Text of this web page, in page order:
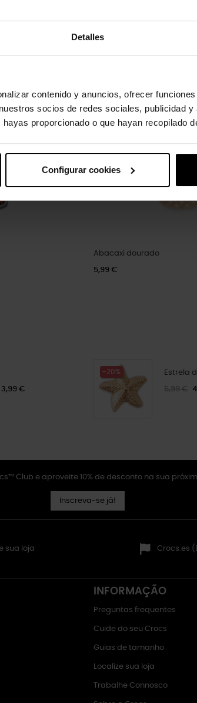
Detalles
contenido y anuncios, ofrecer
socios de redes sociales, publicidad y
proporcionado o que hayan recopilado
Configurar cookies
compraram:
Abacaxi dourado
5,99 €
3,99 €
-20% Estrela
5,99 €
Club e aproveite 10% de desconto na sua
Inscreva-se já!
sua loja Crocs.es
INFORMAÇÃO
Preguntas frequentes
Cuide do seu Crocs
Guias de tamanho
Localize sua loja
Trabalhe Connosco